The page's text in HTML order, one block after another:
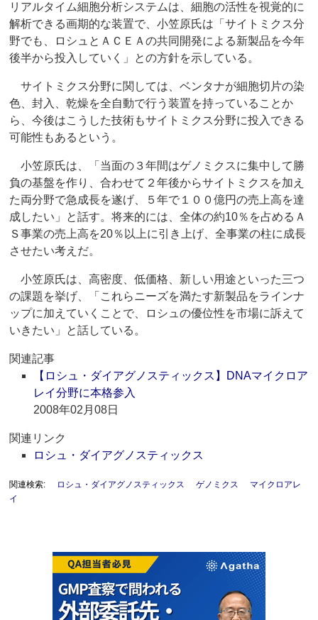
リアルタイム細胞分析システムは、細胞の活性を視覚的に
解析できる画期的な装置で、小笠原氏は「サイトミクス分
野でも、ロシュとＡＣＥＡの共同開発による新製品を今年
後半から投入していく」との方針を示している。
サイトミクス分野に関しては、ベンタナが細胞切片の染
色、封入、乾燥を全自動で行う装置を持っていることか
ら、今後はこうした技術もサイトミクス分野に投入できる
可能性もあるという。
小笠原氏は、「当面の３年間はゲノミクスに集中して勝
負の基盤を作り、合わせて２年後からサイトミクスを加え
た両分野で急成長を遂げ、５年で１００億円の売上高を達
成したい」と話す。将来的には、全体の約10％を占めるＡ
Ｓ事業の売上高を20％以上に引き上げ、全事業の柱に成長
させたい考えだ。
小笠原氏は、高密度、低価格、新しい用途といった三つ
の課題を挙げ、「これらニーズを満たす新製品をラインナ
ップに加えていくことで、ロシュの優位性を市場に訴えて
いきたい」と話している。
関連記事
【ロシュ・ダイアグノスティックス】DNAマイクロア
レイ分野に本格参入
2008年02月08日
関連リンク
ロシュ・ダイアグノスティックス
関連検索: ロシュ・ダイアグノスティックス ゲノミクス
マイクロアレ
イ